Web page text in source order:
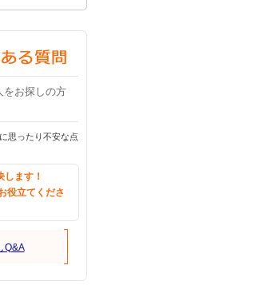
をお探しの方
思ったり不安な点
ます！
役立てくださ
Q&A